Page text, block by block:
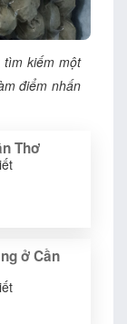
kiếm một
điểm nhấn
Thơ
ở Cần